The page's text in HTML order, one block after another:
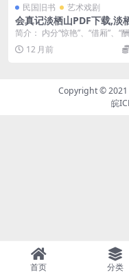
民国旧书 艺术戏剧
会真记淡栖山PDF下载,淡
剧作集,京剧会真记
简介： 内分“惊艳”、“借厢”、“酬
韵”、“闹斋”等12幕。书前有“会
本事”...12 月前
Copyright © 2021
皖
首页 分类